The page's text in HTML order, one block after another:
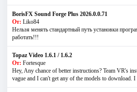
BorisFX Sound Forge Plus 2026.0.0.71
От: Liko84
Нельзя менять стандартный путь установки
работать!!!
Topaz Video 1.6.1 / 1.6.2
От: Fortesque
Hey, Any chance of better instructions? Team VR's
vague and I can't get any of the models to download. I